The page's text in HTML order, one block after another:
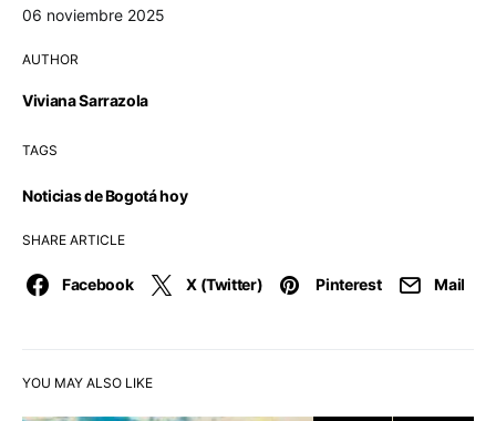
06 noviembre 2025
AUTHOR
Viviana Sarrazola
TAGS
Noticias de Bogotá hoy
SHARE ARTICLE
Facebook X (Twitter) Pinterest Mail
YOU MAY ALSO LIKE